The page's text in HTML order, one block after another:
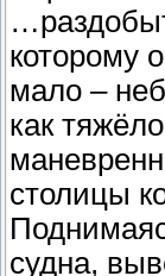
которому
мало –
как
столицы
судна,